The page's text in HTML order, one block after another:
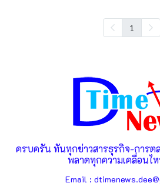
1
ครบครัน ทันทุกข่าวสารธุรกิจ-การต
พลาดทุกความเคลื่อนไ
Email :